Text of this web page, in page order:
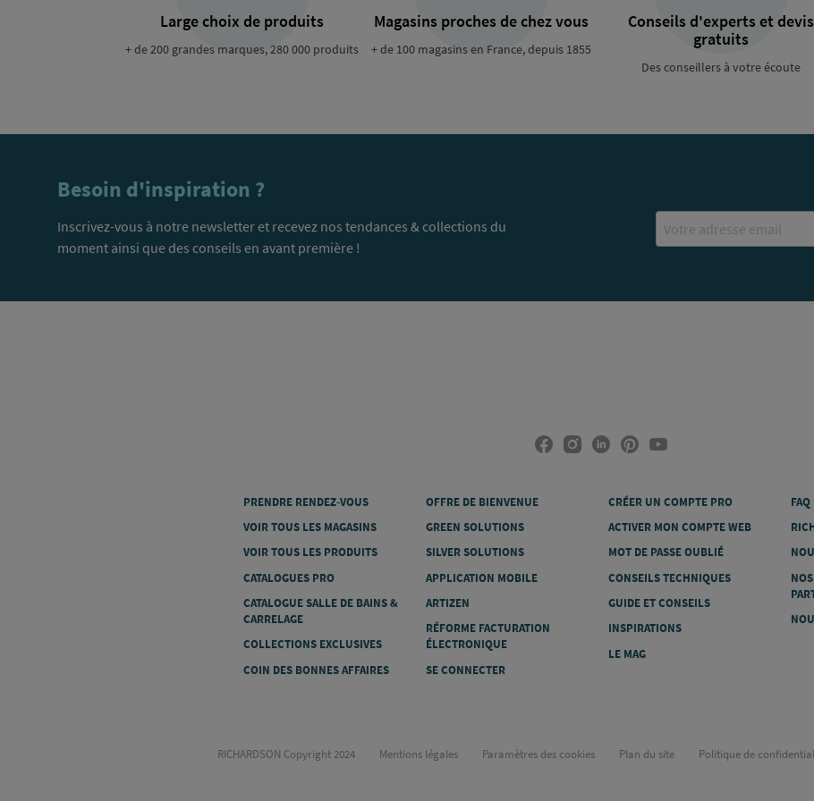
Large choix de produits
+ de 200 grandes marques, 280 000 produits
Magasins proches de chez vous
+ de 100 magasins en France, depuis 1855
Conseils d'experts et devis
gratuits
Des conseillers à votre écoute
Besoin d'inspiration ?
Inscrivez-vous à notre newsletter et recevez nos tendances & collections du
moment ainsi que des conseils en avant première !
PRENDRE RENDEZ-VOUS
VOIR TOUS LES MAGASINS
VOIR TOUS LES PRODUITS
CATALOGUES PRO
CATALOGUE SALLE DE BAINS &
CARRELAGE
COLLECTIONS EXCLUSIVES
COIN DES BONNES AFFAIRES
OFFRE DE BIENVENUE
GREEN SOLUTIONS
SILVER SOLUTIONS
APPLICATION MOBILE
ARTIZEN
RÉFORME FACTURATION
ÉLECTRONIQUE
SE CONNECTER
CRÉER UN COMPTE PRO
ACTIVER MON COMPTE WEB
MOT DE PASSE OUBLIÉ
CONSEILS TECHNIQUES
GUIDE ET CONSEILS
INSPIRATIONS
LE MAG
FAQ
RICHARDSON Copyright 2024 Mentions légales Paramètres des cookies Plan du site Politique de